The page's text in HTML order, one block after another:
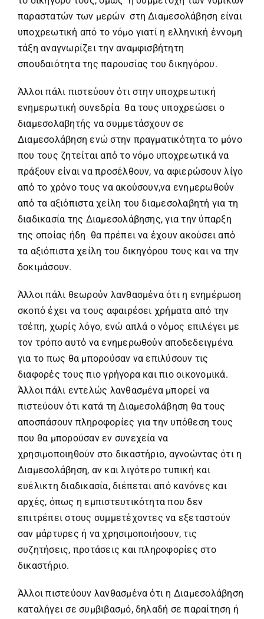
παραστατών των μερών στη Διαμεσολάβηση είναι
υποχρεωτική από το νόμο γιατί η ελληνική έννομη
τάξη αναγνωρίζει την αναμφισβήτητη
σπουδαιότητα της παρουσίας του δικηγόρου.
Άλλοι πάλι πιστεύουν ότι στην υποχρεωτική
ενημερωτική συνεδρία θα τους υποχρεώσει ο
διαμεσολαβητής να συμμετάσχουν σε
Διαμεσολάβηση ενώ στην πραγματικότητα το μόνο
που τους ζητείται από το νόμο υποχρεωτικά να
πράξουν είναι να προσέλθουν, να αφιερώσουν λίγο
από το χρόνο τους να ακούσουν,να ενημερωθούν
από τα αξιόπιστα χείλη του διαμεσολαβητή για τη
διαδικασία της Διαμεσολάβησης, για την ύπαρξη
της οποίας ήδη θα πρέπει να έχουν ακούσει από
τα αξιόπιστα χείλη του δικηγόρου τους και να την
δοκιμάσουν.
Άλλοι πάλι θεωρούν λανθασμένα ότι η ενημέρωση
σκοπό έχει να τους αφαιρέσει χρήματα από την
τσέπη, χωρίς λόγο, ενώ απλά ο νόμος επιλέγει με
τον τρόπο αυτό να ενημερωθούν αποδεδειγμένα
για το πως θα μπορούσαν να επιλύσουν τις
διαφορές τους πιο γρήγορα και πιο οικονομικά.
Άλλοι πάλι εντελώς λανθασμένα μπορεί να
πιστεύουν ότι κατά τη Διαμεσολάβηση θα τους
αποσπάσουν πληροφορίες για την υπόθεση τους
που θα μπορούσαν εν συνεχεία να
χρησιμοποιηθούν στο δικαστήριο, αγνοώντας ότι η
Διαμεσολάβηση, αν και λιγότερο τυπική και
ευέλικτη διαδικασία, διέπεται από κανόνες και
αρχές, όπως η εμπιστευτικότητα που δεν
επιτρέπει στους συμμετέχοντες να εξεταστούν
σαν μάρτυρες ή να χρησιμοποιήσουν, τις
συζητήσεις, προτάσεις και πληροφορίες στο
δικαστήριο.
Άλλοι πιστεύουν λανθασμένα ότι η Διαμεσολάβηση
καταλήγει σε συμβιβασμό, δηλαδή σε παραίτηση ή